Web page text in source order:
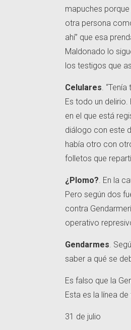
mapuches
otra persona
ahí” que esa
Maldonado lo
los testigos que
Celulares.
Es todo un
en el que está
diálogo con este
había otro con
folletos que
¿Plomo?. En la
Pero según dos
contra
operativo
Gendarmes.
saber a qué se
Es falso que la
Esta es la línea
31 de julio